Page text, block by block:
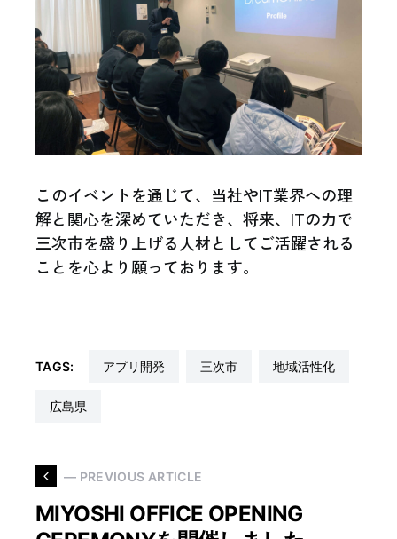
このイベントを通じて、当社やIT業界への理
解と関心を深めていただき、将来、ITの力で
三次市を盛り上げる人材としてご活躍される
ことを心より願っております。
TAGS: アプリ開発 三次市 地域活性化
広島県
— PREVIOUS ARTICLE
MIYOSHI OFFICE OPENING